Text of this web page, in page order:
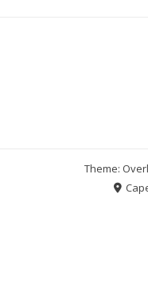
Theme: